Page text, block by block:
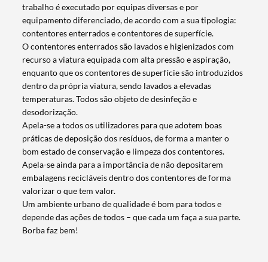
trabalho é executado por equipas diversas e por
equipamento diferenciado, de acordo com a sua tipologia:
contentores enterrados e contentores de superfície.
O contentores enterrados são lavados e higienizados com
recurso a viatura equipada com alta pressão e aspiração,
enquanto que os contentores de superfície são introduzidos
dentro da própria viatura, sendo lavados a elevadas
temperaturas. Todos são objeto de desinfeção e
desodorização.
Apela-se a todos os utilizadores para que adotem boas
práticas de deposição dos resíduos, de forma a manter o
bom estado de conservação e limpeza dos contentores.
Apela-se ainda para a importância de não depositarem
embalagens recicláveis dentro dos contentores de forma
valorizar o que tem valor.
Um ambiente urbano de qualidade é bom para todos e
depende das ações de todos – que cada um faça a sua parte.
Borba faz bem!